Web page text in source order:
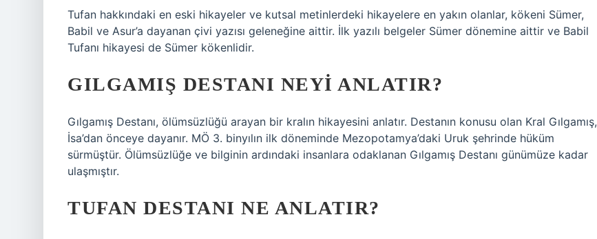
Tufan hakkındaki en eski hikayeler ve kutsal metinlerdeki hikayelere en yakın olanlar, kökeni Sümer,
Babil ve Asur’a dayanan çivi yazısı geleneğine aittir. İlk yazılı belgeler Sümer dönemine aittir ve Babil
Tufanı hikayesi de Sümer kökenlidir.
GILGAMIŞ DESTANI NEYI ANLATIR?
Gılgamış Destanı, ölümsüzlüğü arayan bir kralın hikayesini anlatır. Destanın konusu olan Kral Gılgamış,
İsa’dan önceye dayanır. MÖ 3. binyılın ilk döneminde Mezopotamya’daki Uruk şehrinde hüküm
sürmüştür. Ölümsüzlüğe ve bilginin ardındaki insanlara odaklanan Gılgamış Destanı günümüze kadar
ulaşmıştır.
TUFAN DESTANI NE ANLATIR?